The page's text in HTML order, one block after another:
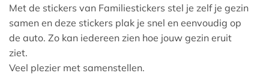
Met de stickers van Familiestickers stel je zelf je gezin
samen en deze stickers plak je snel en eenvoudig op
de auto. Zo kan iedereen zien hoe jouw gezin eruit
ziet.
Veel plezier met samenstellen.